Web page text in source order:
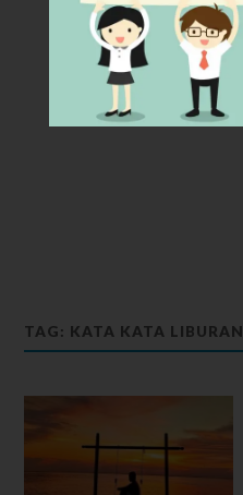
TAG: KATA KATA LIBURAN